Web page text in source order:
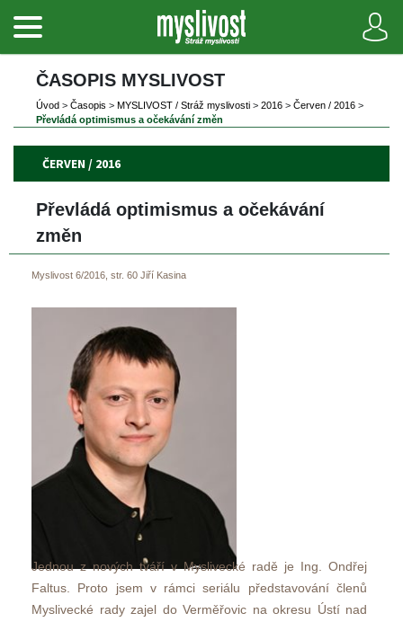
ČASOPIS MYSLIVOST
Úvod > Časopi > MYSLIVOST / Stráž myslivosti > 2016 > Červen / 2016 >
Převládá optimismus a očekávání změn
ČERVEN / 2016
Převládá optimismus a očekávání
změn
Myslivost 6/2016, str. 60 Jiří Kasina
Jednou z nových tváří v Myslivecké radě je Ing. Ondřej
Faltus. Proto jsem v rámci seriálu představování členů
Myslivecké rady zajel do Verměřovic na okresu Ústí nad